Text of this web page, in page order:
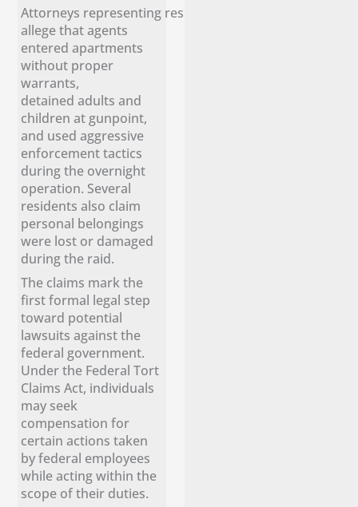
Attorneys representing residents
allege that agents
entered apartments
without proper
warrants,
detained adults and
children at gunpoint,
and used aggressive
enforcement tactics
during the overnight
operation. Several
residents also claim
personal belongings
were lost or damaged
during the raid.
The claims mark the
first formal legal step
toward potential
lawsuits against the
federal government.
Under the Federal Tort
Claims Act, individuals
may seek
compensation for
certain actions taken
by federal employees
while acting within the
scope of their duties.